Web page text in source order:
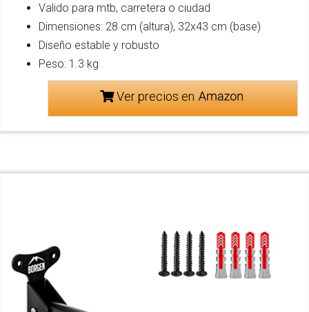
Valido para mtb, carretera o ciudad
Dimensiones: 28 cm (altura), 32x43 cm (base)
Diseño estable y robusto
Peso: 1.3 kg
Ver precios en